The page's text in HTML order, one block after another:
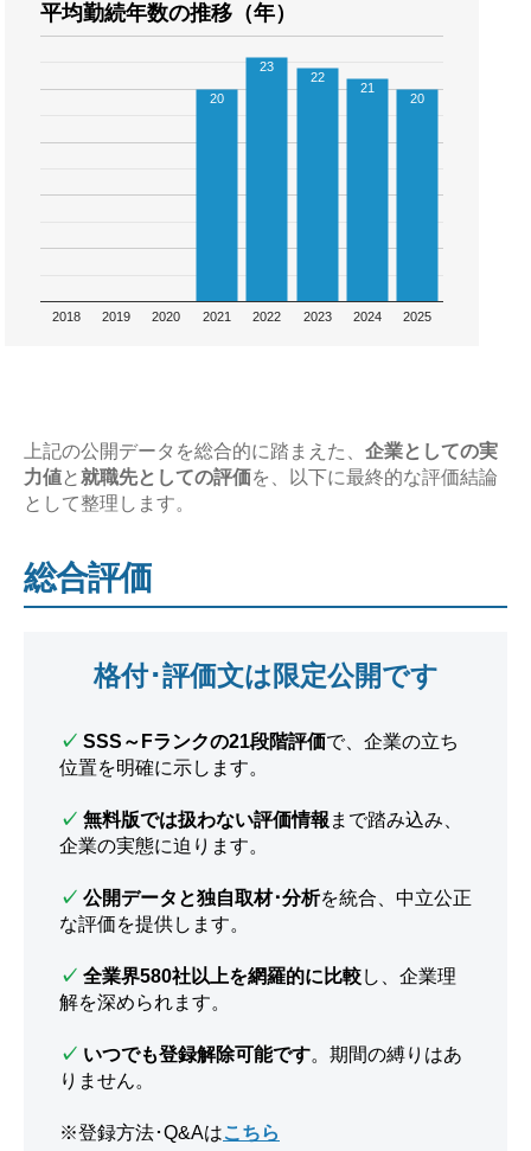
平均勤続年数の推移（年）
2018 2019 2020 2021 2022 2023 2024 2025
20
23
22
21
20
上記の公開データを総合的に踏まえた、 企業としての実
力値と就職先としての評価を、以下に最終的な評価結論
として整理します。
総合評価
格付･評価文は限定公開です
✓ SSS～Fランクの21段階評価で、企業の立ち
位置を明確に示します。
✓ 無料版では扱わない評価情報 まで踏み込み、
企業の実態に迫ります。
✓ 公開データと独自取材･分析を統合、中立公正
な評価を提供します。
✓ 全業界580社以上を網羅的に比較し、企業理
解を深められます。
✓ いつでも登録解除可能です。期間の縛りはあ
りません。
※登録方法･Q&Aはこちら